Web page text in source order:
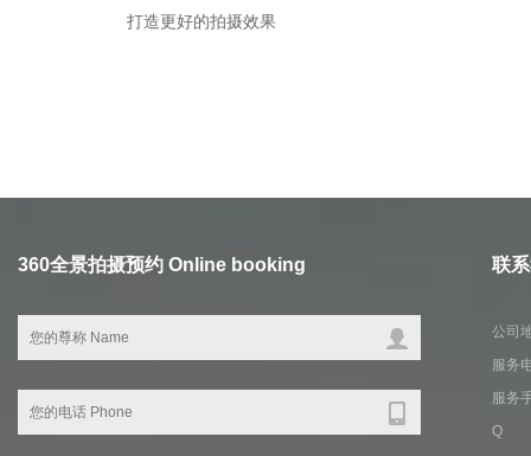
打造更好的拍摄效果
360全景拍摄预约 Online booking 联
公司
服务
服务
Q Q